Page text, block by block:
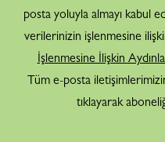
posta yoluyla almayı kabul
verilerinizin işlenmesine
İşlenmesine İlişkin
Tüm e-posta
tıklayarak